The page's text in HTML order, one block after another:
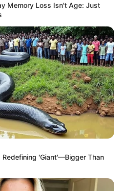
soleil
: cette
Bastide
coûter
plus en plus en enfer dans
Memory Loss Isn't Age: Just
'Giant'—Bigger Than